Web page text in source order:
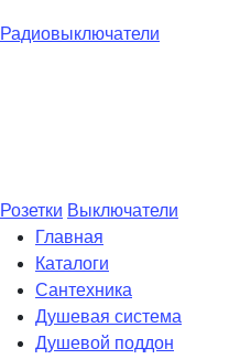
Радиовыключатели
Розетки Выключатели
Главная
Каталоги
Сантехника
Душевая система
Душевой поддон